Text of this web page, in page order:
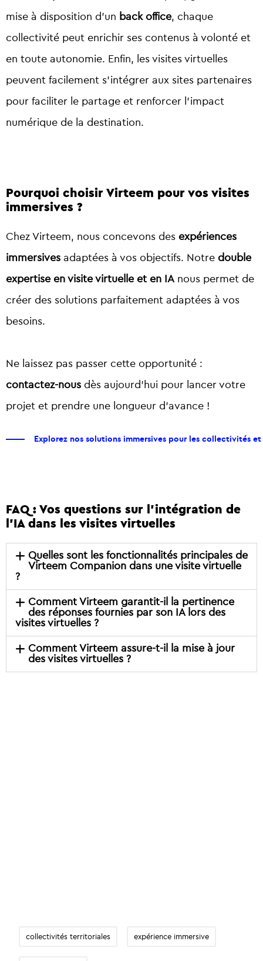
mise à disposition d’un back office, chaque
collectivité peut enrichir ses contenus à volonté et
en toute autonomie. Enfin, les visites virtuelles
peuvent facilement s’intégrer aux sites partenaires
pour faciliter le partage et renforcer l’impact
numérique de la destination.
Pourquoi choisir Virteem pour vos visites
immersives ?
Chez Virteem, nous concevons des expériences
immersives adaptées à vos objectifs. Notre double
expertise en visite virtuelle et en IAnous permet de
créer des solutions parfaitement adaptées à vos
besoins.
Ne laissez pas passer cette opportunité :
contactez-nous dès aujourd’hui pour lancer votre
projet et prendre une longueur d’avance !
Explorez nos solutions immersives pour les collectivités
FAQ : Vos questions sur l’intégration de
l’IA dans les visites virtuelles
Quelles sont les fonctionnalités principales de
Virteem Companion dans une visite virtuelle
?
Comment Virteem garantit-il la pertinence
des réponses fournies par son IA lors des
visites virtuelles ?
Comment Virteem assure-t-il la mise à jour
des visites virtuelles ?
collectivités territoriales expérience immersive